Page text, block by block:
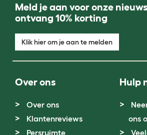
Meld je aan voor onze
ontvang 10% korting
Klik hier om je aan te melden
Over ons
Over ons
Klantenreviews
Persruimte
Hulp
ons